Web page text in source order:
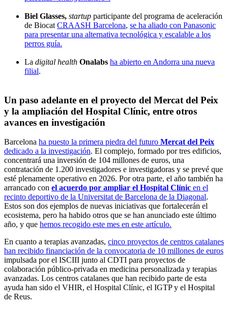
Biel Glasses, startup participante del programa de aceleración
de Biocat CRAASH Barcelona, se ha aliado con Panasonic
para presentar una alternativa tecnológica y escalable a los
perros guía.
La digital health Onalabs ha abierto en Andorra una nueva
filial.
Un paso adelante en el proyecto del Mercat del Peix
y la ampliación del Hospital Clínic, entre otros
avances en investigación
Barcelona ha puesto la primera piedra del futuro Mercat del Peix
dedicado a la investigación. El complejo, formado por tres edificios,
concentrará una inversión de 104 millones de euros, una
contratación de 1.200 investigadores e investigadoras y se prevé que
esté plenamente operativo en 2026. Por otra parte, el año también ha
arrancado con el acuerdo por ampliar el Hospital Clínic en el
recinto deportivo de la Universitat de Barcelona de la Diagonal.
Estos son dos ejemplos de nuevas iniciativas que fortalecerán el
ecosistema, pero ha habido otros que se han anunciado este último
año, y que hemos recogido este mes en este artículo.
En cuanto a terapias avanzadas, cinco proyectos de centros catalanes
han recibido financiación de la convocatoria de 10 millones de euros
impulsada por el ISCIII junto al CDTI para proyectos de
colaboración público-privada en medicina personalizada y terapias
avanzadas. Los centros catalanes que han recibido parte de esta
ayuda han sido el VHIR, el Hospital Clínic, el IGTP y el Hospital
de Reus.